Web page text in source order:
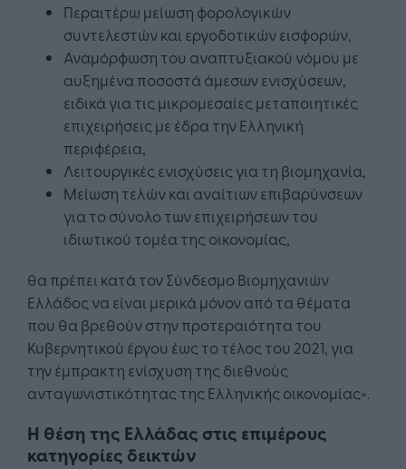
Περαιτέρω μείωση φορολογικών
συντελεστών και εργοδοτικών εισφορών,
Αναμόρφωση του αναπτυξιακού νόμου με
αυξημένα ποσοστά άμεσων ενισχύσεων,
ειδικά για τις μικρομεσαίες μεταποιητικές
επιχειρήσεις με έδρα την Ελληνική
περιφέρεια,
Λειτουργικές ενισχύσεις για τη βιομηχανία,
Μείωση τελών και αναίτιων επιβαρύνσεων
για το σύνολο των επιχειρήσεων του
ιδιωτικού τομέα της οικονομίας,
θα πρέπει κατά τον Σύνδεσμο Βιομηχανιών
Ελλάδος να είναι μερικά μόνον από τα θέματα
που θα βρεθούν στην προτεραιότητα του
Κυβερνητικού έργου έως το τέλος του 2021, για
την έμπρακτη ενίσχυση της διεθνούς
ανταγωνιστικότητας της Ελληνικής οικονομίας».
Η θέση της Ελλάδας στις επιμέρους
κατηγορίες δεικτών